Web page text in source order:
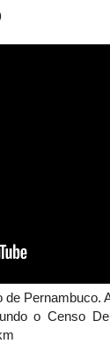
Pernambuco.
o Censo